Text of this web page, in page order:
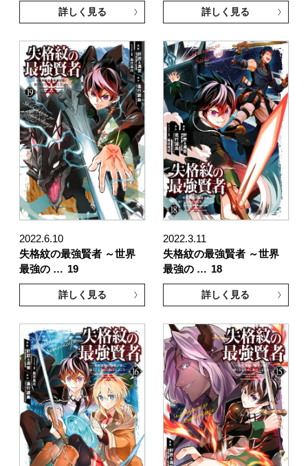
詳しく見る 詳しく見る
2022.6.10
失格紋の最強賢者 ～世界
最強の … 19
詳しく見る
2022.3.11
失格紋の最強賢者 ～世界
最強の … 18
詳しく見る